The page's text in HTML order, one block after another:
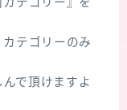
カテゴリーのみ
で頂けますよ